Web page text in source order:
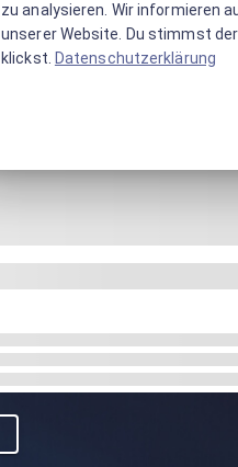
zu analysieren. Wir informieren
unserer Website. Du stimmst
klickst. Datenschutzerklärung